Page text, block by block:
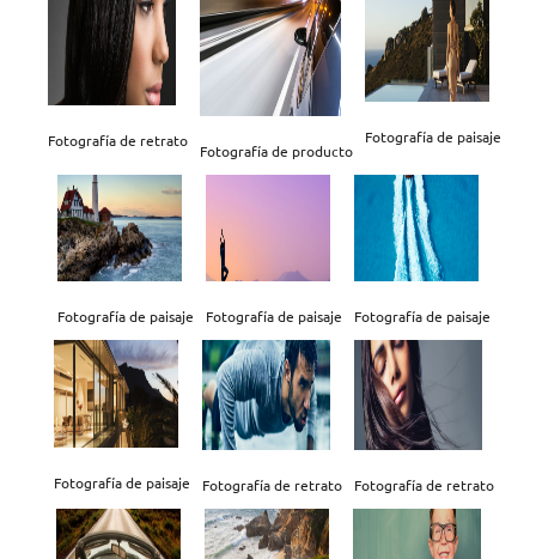
Fotografía de retrato
Fotografía de producto
Fotografía de paisaje
Fotografía de paisaje Fotografía de paisaje Fotografía de paisaje
Fotografía de paisaje Fotografía de retrato Fotografía de retrato